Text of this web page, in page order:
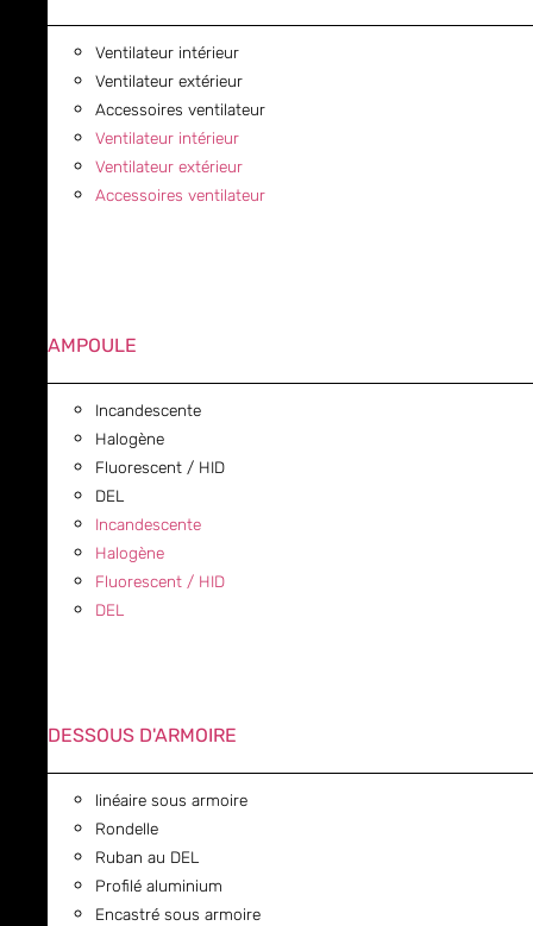
Ventilateur intérieur
Ventilateur extérieur
Accessoires ventilateur
Ventilateur intérieur
Ventilateur extérieur
Accessoires ventilateur
AMPOULE
Incandescente
Halogène
Fluorescent / HID
DEL
Incandescente
Halogène
Fluorescent / HID
DEL
DESSOUS D'ARMOIRE
linéaire sous armoire
Rondelle
Ruban au DEL
Profilé aluminium
Encastré sous armoire